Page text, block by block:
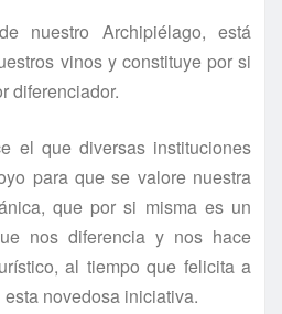
nuestro Archipiélago, está
vinos y constituye por si
diferenciador.
el que diversas instituciones
para que se valore nuestra
que por si misma es un
nos diferencia y nos hace
al tiempo que felicita a
novedosa iniciativa.